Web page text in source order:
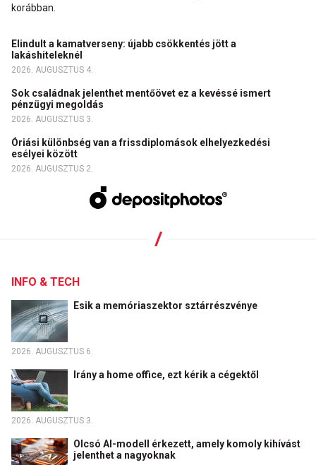
korábban.
Elindult a kamatverseny: újabb csökkentés jött a
lakáshiteleknél
2026. AUGUSZTUS 4.
Sok családnak jelenthet mentőövet ez a kevéssé ismert
pénzügyi megoldás
2026. AUGUSZTUS 3.
Óriási különbség van a frissdiplomások elhelyezkedési
esélyei között
2026. AUGUSZTUS 2.
INFO & TECH
Esik a memóriaszektor sztárrészvénye
2026. AUGUSZTUS 6.
Irány a home office, ezt kérik a cégektől
2026. AUGUSZTUS 3.
Olcsó AI-modell érkezett, amely komoly kihívást
jelenthet a nagyoknak